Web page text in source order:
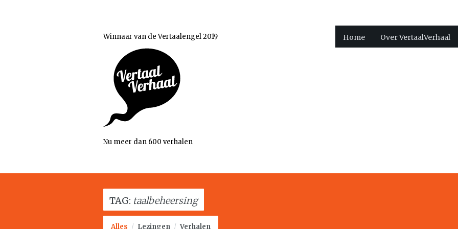
Winnaar van de Vertaalengel 2019
Nu meer dan 600 verhalen
Home Over VertaalVerhaal
TAG: taalbeheersing
Alles / Lezingen / Verhalen